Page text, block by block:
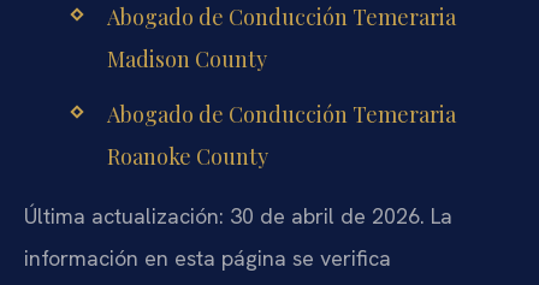
Abogado de Conducción Temeraria
Madison County
Abogado de Conducción Temeraria
Roanoke County
Última actualización: 30 de abril de 2026. La
información en esta página se verifica